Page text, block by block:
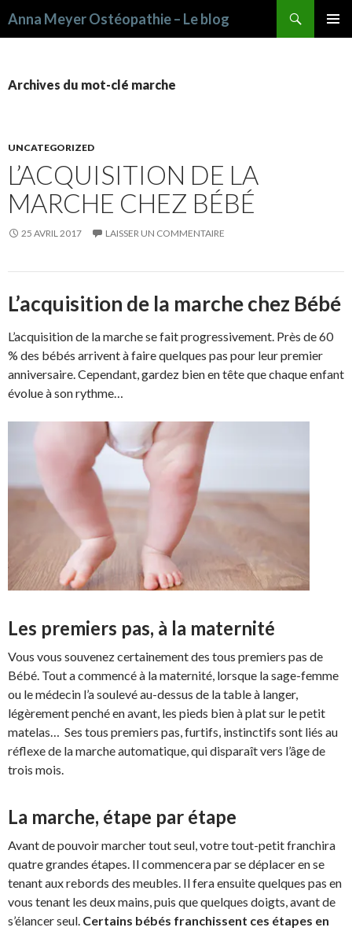
Anna Meyer Ostéopathie – Le blog
Archives du mot-clé marche
UNCATEGORIZED
L’ACQUISITION DE LA
MARCHE CHEZ BÉBÉ
25 AVRIL 2017 LAISSER UN COMMENTAIRE
L’acquisition de la marche chez Bébé
L’acquisition de la marche se fait progressivement. Près de 60
% des bébés arrivent à faire quelques pas pour leur premier
anniversaire. Cependant, gardez bien en tête que chaque enfant
évolue à son rythme…
Les premiers pas, à la maternité
Vous vous souvenez certainement des tous premiers pas de
Bébé. Tout a commencé à la maternité, lorsque la sage-femme
ou le médecin l’a soulevé au-dessus de la table à langer,
légèrement penché en avant, les pieds bien à plat sur le petit
matelas… Ses tous premiers pas, furtifs, instinctifs sont liés au
réflexe de la marche automatique, qui disparaît vers l’âge de
trois mois.
La marche, étape par étape
Avant de pouvoir marcher tout seul, votre tout-petit franchira
quatre grandes étapes. Il commencera par se déplacer en se
tenant aux rebords des meubles. Il fera ensuite quelques pas en
vous tenant les deux mains, puis que quelques doigts, avant de
s’élancer seul. Certains bébés franchissent ces étapes en